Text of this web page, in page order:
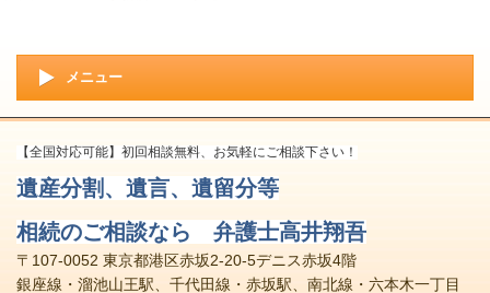
メニュー
【全国対応可能】初回相談無料、お気軽にご相談下さい！
遺産分割、遺言、遺留分等
相続のご相談なら 弁護士高井翔吾
〒107-0052 東京都港区赤坂2-20-5デニス赤坂4階
銀座線・溜池山王駅、千代田線・赤坂駅、南北線・六本木一丁目